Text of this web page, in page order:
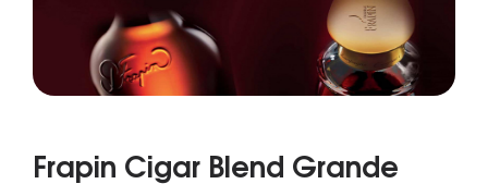
Frapin Cigar Blend Grande